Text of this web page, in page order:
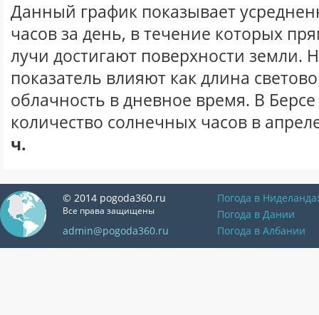
Данный график показывает
часов за день, в течение которых
лучи достигают поверхности земли.
показатель влияют как длина
облачность в дневное время. В
количество солнечных часов в
ч.
© 2014 pogoda360.ru
Все права защищены
admin@pogoda360.ru
Погода в
Погода в Дании
Погода в Албании